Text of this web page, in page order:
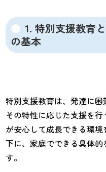
1. 特別支援教育
の基本
特別支援教育は、発達に困
その特性に応じた支援を
が安心して成長できる環
下に、家庭でできる具体
す。